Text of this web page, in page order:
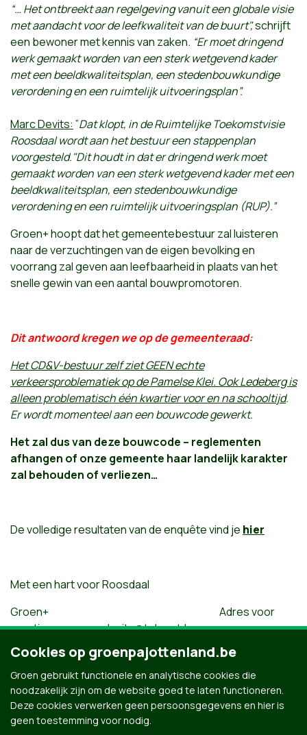
“… Het ontbreekt aan regelgeving vanuit een globale visie
met aandacht voor de leefkwaliteit van de buurt",schrijft
een bewoner met kennis van zaken. “Er moet dringend
werk gemaakt worden van een sterk wetgevend kader
met een beeldkwaliteitsplan, een stedenbouwkundige
verordening en een ruimtelijk uitvoeringsplan”.
Marc Devits: ”Dat klopt, in de Ruimtelijke Toekomstvisie
Roosdaal wordt aan het bestuur een stappenplan
voorgesteld."Dit houdt in dat er dringend werk moet
gemaakt worden van een sterk wetgevend kader met een
beeldkwaliteitsplan, een stedenbouwkundige
verordening en een ruimtelijk uitvoeringsplan (RUP).”
Groen+ hoopt dat het gemeentebestuur zal luisteren
naar de verzuchtingen van de eigen bevolking en
voorrang zal geven aan leefbaarheid in plaats van het
snelle gewin van een aantal bouwpromotoren.
Dit antwoord kregen we op de gemeenteraad:
Het CD&V-bestuur zelf ziet GEEN echte
verkeersproblematiek op de Pamelse Klei. Ook Ledeberg is
alleen problematisch één kwartier voor en na schooltijd.
Er wordt momenteel aan een bouwcode gewerkt.
Het zal dus van deze bouwcode – reglementen
afhangen of onze gemeente haar landelijk karakter
zal behouden of verliezen…
De volledige resultaten van de enquête vind je hier
Met een hart voor Roosdaal
Groen+ Adres voor
reacties :marc_devits@telenet.be
(*) Momenteel is er voor ongeveer 150 nieuwe
wooneenheden een vergunning in aanvraag of reeds
vergund.
Cookies op groenpajottenland.be
Groen gebruikt functionele en analytische cookies die
noodzakelijk zijn om de website goed te laten functioneren.
Deze cookies verwerken geen persoonsgegevens en hier is
geen toestemming voor nodig.